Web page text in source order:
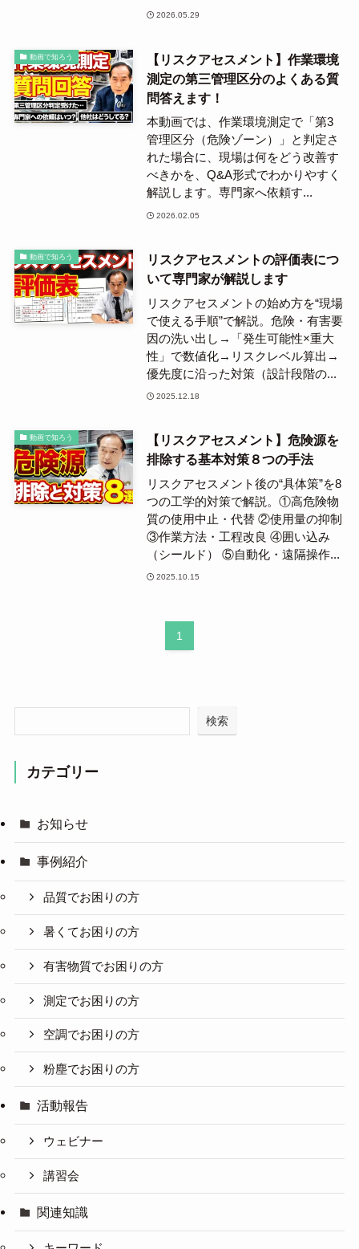
2026.05.29
動画で知ろう
【リスクアセスメント】作業環境
測定の第三管理区分のよくある質
問答えます！
本動画では、作業環境測定で「第3
管理区分（危険ゾーン）」と判定さ
れた場合に、現場は何をどう改善す
べきかを、Q&A形式でわかりやすく
解説します。専門家へ依頼す...
2026.02.05
動画で知ろう
リスクアセスメントの評価表につ
いて専門家が解説します
リスクアセスメントの始め方を“現場
で使える手順”で解説。危険・有害要
因の洗い出し→「発生可能性×重大
性」で数値化→リスクレベル算出→
優先度に沿った対策（設計段階の...
2025.12.18
動画で知ろう
【リスクアセスメント】危険源を
排除する基本対策８つの手法
リスクアセスメント後の“具体策”を8
つの工学的対策で解説。①高危険物
質の使用中止・代替 ②使用量の抑制
③作業方法・工程改良 ④囲い込み
（シールド） ⑤自動化・遠隔操作...
2025.10.15
1
検索
カテゴリー
お知らせ
事例紹介
品質でお困りの方
暑くてお困りの方
有害物質でお困りの方
測定でお困りの方
空調でお困りの方
粉塵でお困りの方
活動報告
ウェビナー
講習会
関連知識